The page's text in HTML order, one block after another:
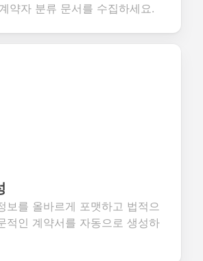
약자 분류 문서를 수집하세요.
보를 올바르게 포맷하고 법적으
적인 계약서를 자동으로 생성하